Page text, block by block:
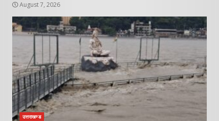
August 7, 2026
उत्तराखण्ड